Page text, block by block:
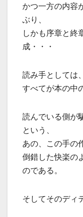
かつ一方の内容
ぶり、
しかも序章と終
成・・・
読み手としては、
すべてが本の中
読んでいる側が
という、
あの、この手の
倒錯した快楽の
のである。
そしてそのディ